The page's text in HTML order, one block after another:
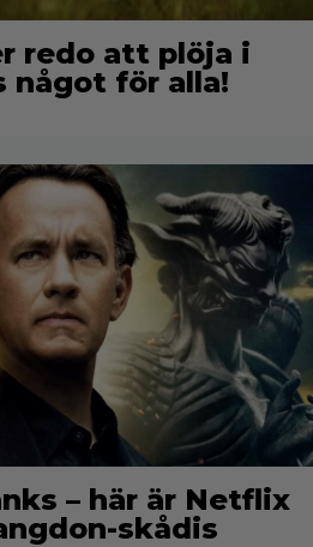
redo att plöja i
något för alla!
– här är Netflix
skådis